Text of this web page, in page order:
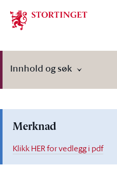
Stortinget.no
Innhold og søk
Merknad
Klikk HER for vedlegg i pdf